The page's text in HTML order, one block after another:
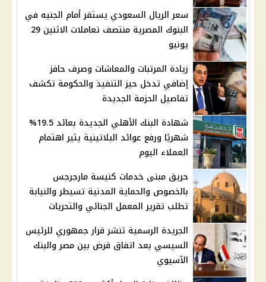
سعر الريال السعودي يستقر أمام الجنيه في
البنوك المصرية منتصف تعاملات الاثنين 29
يونيو
زيادة المرتبات والمعاشات وصرف حافز
إضافي تدخل حيز التنفيذ والحكومة تكشف
تفاصيل الحزمة الجديدة
شهادة البنك الأهلي الجديدة بعائد 19.5%
شهريًا ورفع عوائد البلاتينية يثير اهتمام
العملاء اليوم
حريق مبنى خدمات كنيسة مارجرجس
بالخصوص والحماية المدنية تسيطر والنيابة
تطلب تقرير المعمل الجنائي والتحريات
الجريدة الرسمية تنشر قرار جمهوري للرئيس
السيسي بعد اتفاق قرض بين مصر والبنك
الآسيوي